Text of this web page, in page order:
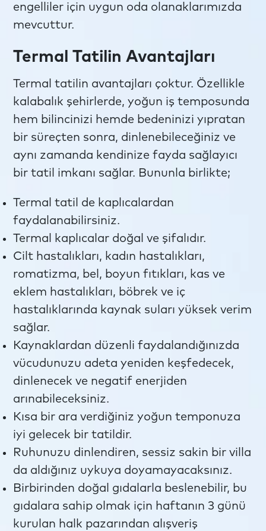
engelliler için uygun oda olanaklarımızda
mevcuttur.
Termal Tatilin Avantajları
Termal tatilin avantajları çoktur. Özellikle
kalabalık şehirlerde, yoğun iş temposunda
hem bilincinizi hemde bedeninizi yıpratan
bir süreçten sonra, dinlenebileceğiniz ve
aynı zamanda kendinize fayda sağlayıcı
bir tatil imkanı sağlar. Bununla birlikte;
Termal tatil de kaplıcalardan
faydalanabilirsiniz.
Termal kaplıcalar doğal ve şifalıdır.
Cilt hastalıkları, kadın hastalıkları,
romatizma, bel, boyun fıtıkları, kas ve
eklem hastalıkları, böbrek ve iç
hastalıklarında kaynak suları yüksek verim
sağlar.
Kaynaklardan düzenli faydalandığınızda
vücudunuzu adeta yeniden keşfedecek,
dinlenecek ve negatif enerjiden
arınabileceksiniz.
Kısa bir ara verdiğiniz yoğun temponuza
iyi gelecek bir tatildir.
Ruhunuzu dinlendiren, sessiz sakin bir villa
da aldığınız uykuya doyamayacaksınız.
Birbirinden doğal gıdalarla beslenebilir, bu
gıdalara sahip olmak için haftanın 3 günü
kurulan halk pazarından alışveriş